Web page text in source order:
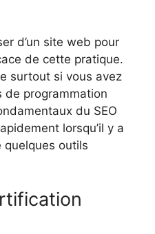
d’un site web pour
de cette pratique.
surtout si vous avez
de programmation
du SEO
lorsqu’il y a
quelques outils